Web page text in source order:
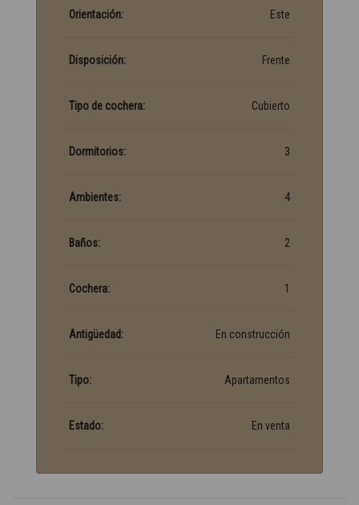
Orientación: Este
Disposición: Frente
Tipo de cochera: Cubierto
Dormitorios: 3
Ambientes: 4
Baños: 2
Cochera: 1
Antigüedad: En construcción
Tipo: Apartamentos
Estado: En venta